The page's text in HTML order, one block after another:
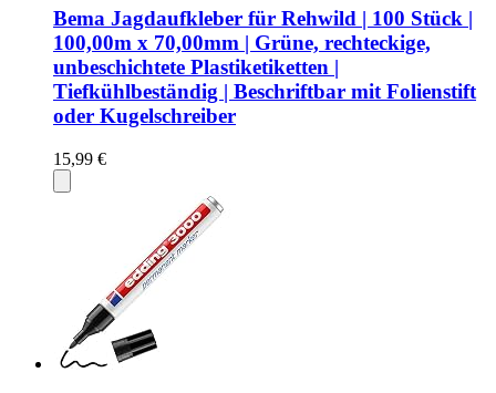
Bema Jagdaufkleber für Rehwild | 100 Stück |
100,00m x 70,00mm | Grüne, rechteckige,
unbeschichtete Plastiketiketten |
Tiefkühlbeständig | Beschriftbar mit Folienstift
oder Kugelschreiber
15,99 €